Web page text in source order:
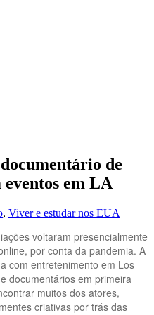
de
eventos em LA
, Viver e estudar nos EUA
voltaram presencialmente
por conta da pandemia. A
com entretenimento em Los
documentários em primeira
muitos dos atores,
criativas por trás das